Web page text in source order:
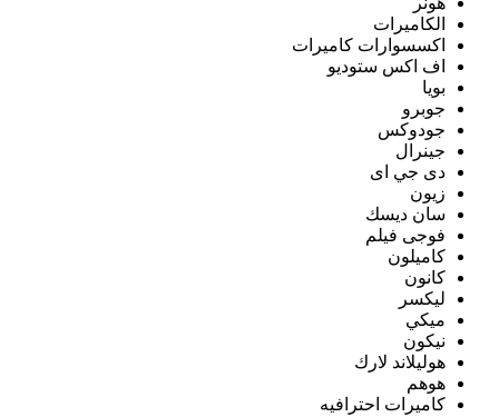
الكاميرات
اكسسوارات كاميرات
اف اكس ستوديو
بويا
جوبرو
جودوكس
جينرال
دى جي اى
زيون
سان ديسك
فوجى فيلم
كاميلون
كانون
ليكسر
ميكي
نيكون
هوليلاند لارك
هوهم
كاميرات احترافيه